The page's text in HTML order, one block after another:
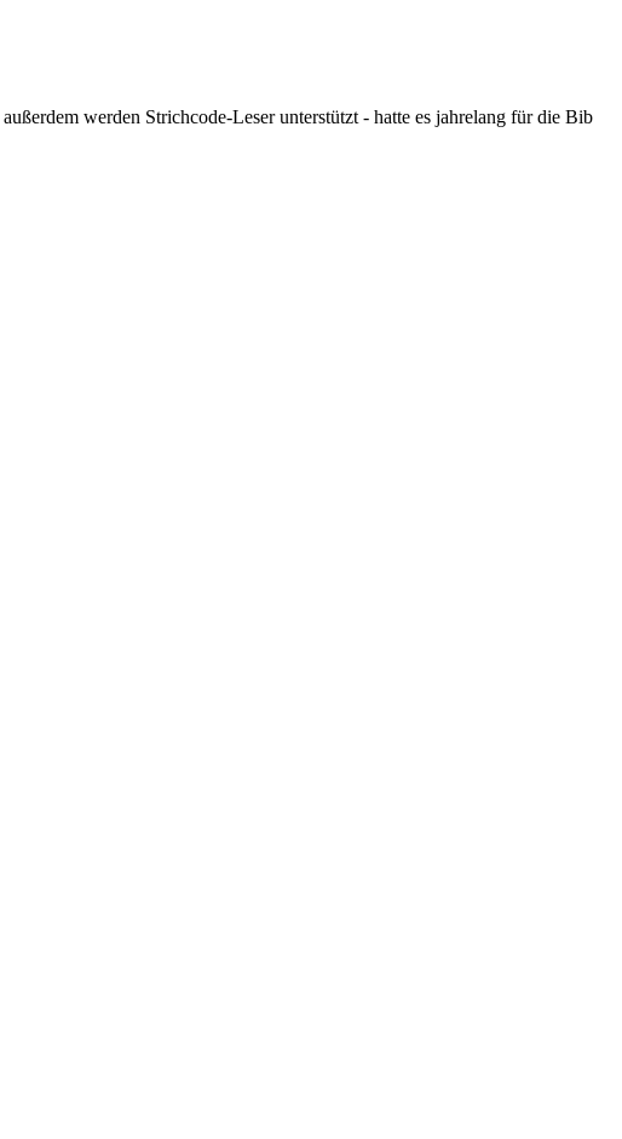
werden Strichcode-Leser unterstützt - hatte es jahrelang für die Bib